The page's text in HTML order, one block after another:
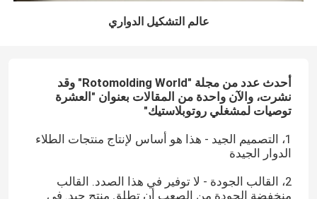
عالم التشكيل الدواري
أحدث عدد من مجلة "Rotomolding World
" وقد
نشرت، والآن واحدة من المقالات بعنوان "العشرة
توصيات لمشغلي روتوبلاستيك"
1، التصميم الجيد - هذا هو أساس لإنتاج منتجات الطلاء
الدوار الجيدة
2، القالب الجودة - لا توفير في هذا الصدد. القالب
منخفضة الجودة من الصعب أن تطلق منتج جيد. في